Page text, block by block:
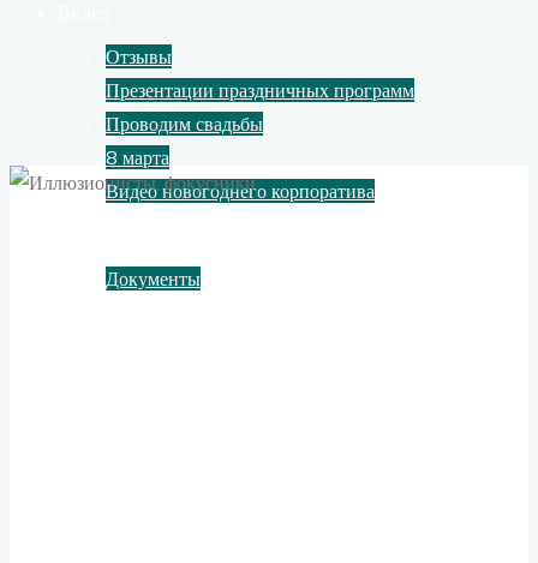
Отзывы
Презентации праздничных программ
Проводим свадьбы
8 марта
Видео новогоднего корпоратива
Документы